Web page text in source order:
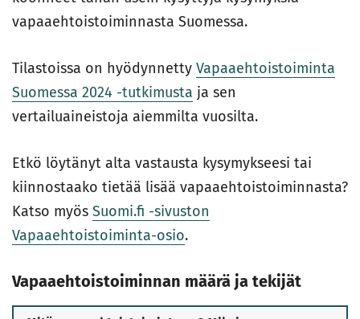
vapaaehtoistoiminnasta Suomessa.
Tilastoissa on hyödynnetty Vapaaehtoistoiminta
Suomessa 2024 -tutkimusta ja sen
vertailuaineistoja aiemmilta vuosilta.
Etkö löytänyt alta vastausta kysymykseesi tai
kiinnostaako tietää lisää vapaaehtoistoiminnasta?
Katso myös Suomi.fi -sivuston
Vapaaehtoistoiminta-osio.
Vapaaehtoistoiminnan määrä ja tekijät